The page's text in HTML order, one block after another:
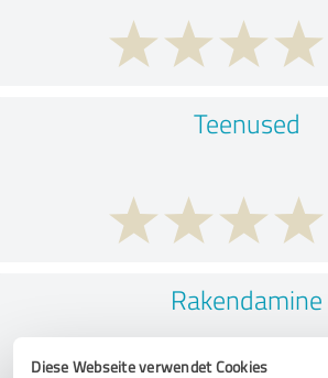
Diese Webseite verwendet Cookies
Teenused
Rakendamine